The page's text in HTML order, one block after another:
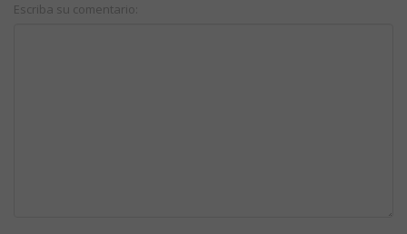
Escriba su comentario: